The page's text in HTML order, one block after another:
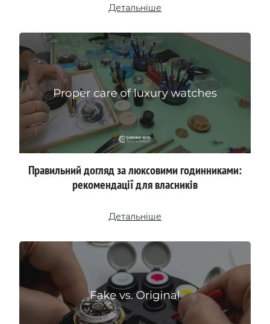
Детальніше
Правильний догляд за люксовими годинниками:
рекомендації для власників
Детальніше